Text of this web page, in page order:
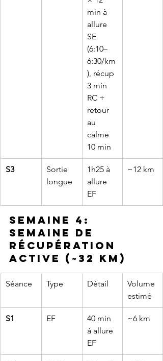
min à
allure
SE
(6:10–
6:30/km
), récup
3 min
RC +
retour
au
calme
10 min
S3
Sortie
longue
1h25 à
allure
EF
~12 km
Semaine 4:
Semaine de
récupération
active (~32 km)
Séance Type Détail
Volume
estimé
S1 EF
40 min
à allure
EF
~6 km